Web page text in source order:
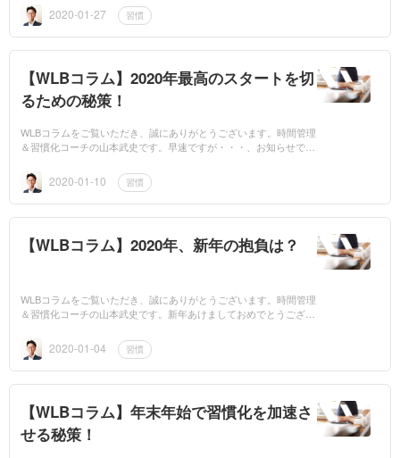
ある方は下記...
2020-01-27 習慣
【WLBコラム】2020年最高のスタートを切
るための秘策！
WLBコラムをご覧いただき、誠にありがとうございます。時間管理
＆習慣化コーチの山本武史です。早速ですが・・・、お知らせです
か・・・、...2020-01-10 習慣
【WLBコラム】2020年、新年の抱負は？
WLBコラムをご覧いただき、誠にありがとうございます。時間管理
＆習慣化コーチの山本武史です。新年あけましておめでとうござい
な一年に...2020-01-04 習慣
【WLBコラム】年末年始で習慣化を加速さ
せる秘策！